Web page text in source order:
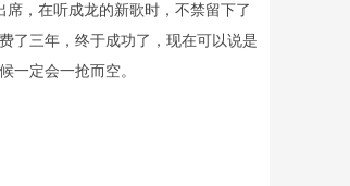
，在听成龙的新歌时，不禁留下了
了三年，终于成功了，现在可以说是
一定会一抢而空。